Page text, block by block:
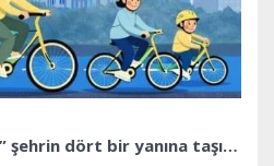
“İSPARK Bisiklet Okulu” şehrin dört bir yanına taşınıyor